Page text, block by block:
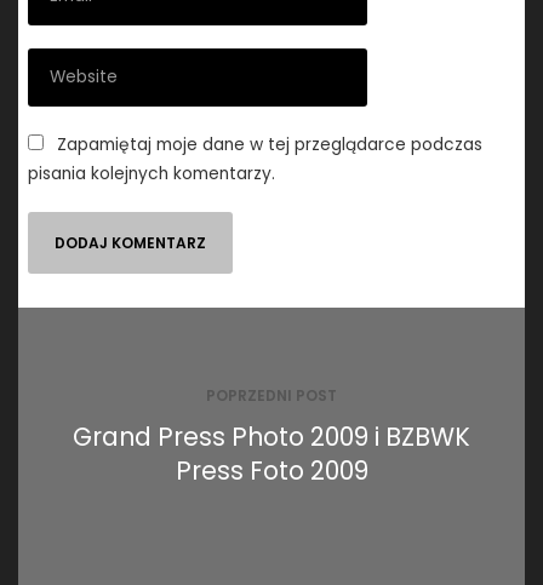
Zapamiętaj moje dane w tej przeglądarce podczas
pisania kolejnych komentarzy.
POPRZEDNI POST
Grand Press Photo 2009 i BZBWK
Press Foto 2009